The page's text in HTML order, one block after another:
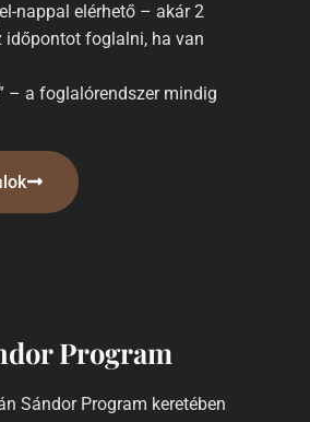
nappal elérhető – akár 2
időpontot foglalni, ha van
– a foglalórendszer mindig
Program
Sándor Program keretében